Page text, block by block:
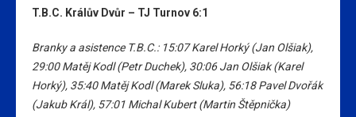
T.B.C. Králův Dvůr – TJ Turnov 6:1
Branky a asistence T.B.C.: 15:07 Karel Horký (Jan Olšiak),
29:00 Matěj Kodl (Petr Duchek), 30:06 Jan Olšiak (Karel
Horký), 35:40 Matěj Kodl (Marek Sluka), 56:18 Pavel Dvořák
(Jakub Král), 57:01 Michal Kubert (Martin Štěpnička)